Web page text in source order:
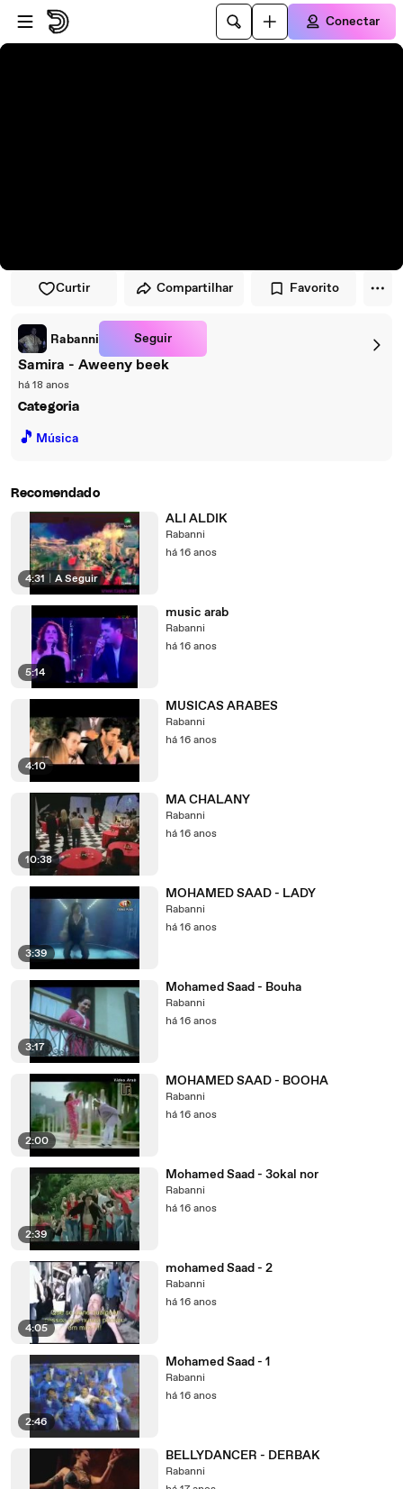
Pular para o player
Ir para o conteúdo principal
Conectar
Curtir Compartilhar Favorito
Rabanni Seguir
Samira - Aweeny beek
há 18 anos
Categoria
🎵 Música
Recomendado
4:31 A Seguir
ALI ALDIK
Rabanni
há 16 anos
5:14
music arab
Rabanni
há 16 anos
4:10
MUSICAS ARABES
Rabanni
há 16 anos
10:38
MA CHALANY
Rabanni
há 16 anos
3:39
MOHAMED SAAD - LADY
Rabanni
há 16 anos
3:17
Mohamed Saad - Bouha
Rabanni
há 16 anos
2:00
MOHAMED SAAD - BOOHA
Rabanni
há 16 anos
2:39
Mohamed Saad - 3okal nor
Rabanni
há 16 anos
4:05
mohamed Saad - 2
Rabanni
há 16 anos
2:46
Mohamed Saad - 1
Rabanni
há 16 anos
BELLYDANCER - DERBAK
Rabanni